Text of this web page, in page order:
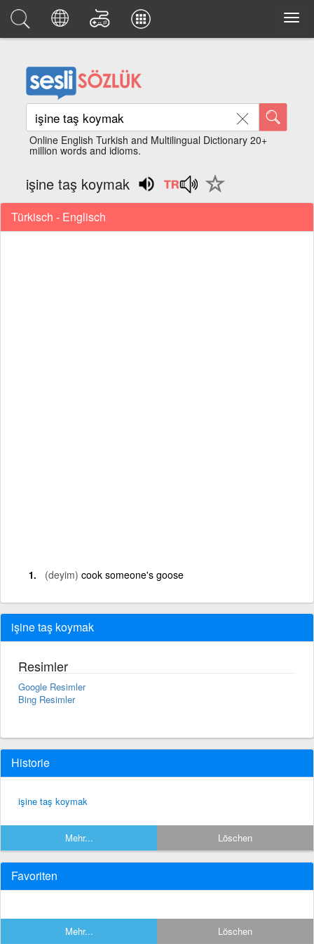
Online English Turkish and Multilingual Dictionary 20+
million words and idioms.
işine taş koymak
Türkisch - Englisch
(deyim) cook someone's goose
işine taş koymak
Resimler
Google Resimler
Bing Resimler
Historie
işine taş koymak
Mehr... Löschen
Favoriten
Mehr... Löschen